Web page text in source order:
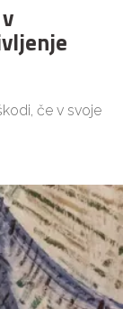
če v svoje